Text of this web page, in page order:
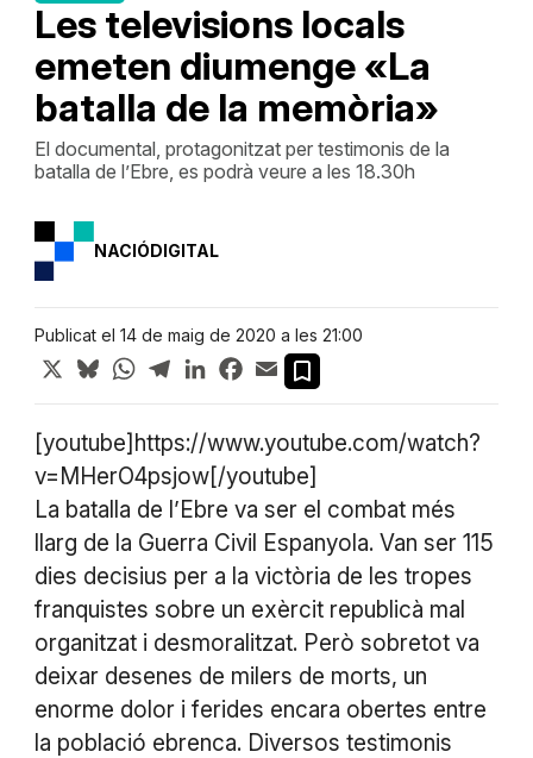
Les televisions locals
emeten diumenge «La
batalla de la memòria»
El documental, protagonitzat per testimonis de la
batalla de l’Ebre, es podrà veure a les 18.30h
NACIÓDIGITAL
Publicat el 14 de maig de 2020 a les 21:00
X BlueskyWhatsApp
TelegramLinkedInFacebook
Email
[youtube]https://www.youtube.com/watch?
v=MHerO4psjow[/youtube]
La batalla de l’Ebre va ser el combat més
llarg de la Guerra Civil Espanyola. Van ser 115
dies decisius per a la victòria de les tropes
franquistes sobre un exèrcit republicà mal
organitzat i desmoralitzat. Però sobretot va
deixar desenes de milers de morts, un
enorme dolor i ferides encara obertes entre
la població ebrenca. Diversos testimonis